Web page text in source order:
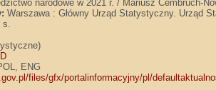
narodowe w 2021 r. / Mariusz Cembruch-
Warszawa : Główny Urząd Statystyczny. Urząd
s.
ENG
files/gfx/portalinformacyjny/pl/